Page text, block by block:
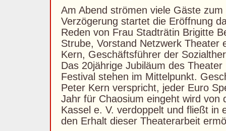
Am Abend strömen viele Gäste
Verzögerung startet die Eröffnung
Reden von Frau Stadträtin Brigitte
Strube, Vorstand Netzwerk Theater
Kern, Geschäftsführer der
Das 20jährige Jubiläum des
Festival stehen im Mittelpunkt.
Peter Kern verspricht, jeder Euro
Jahr für Chaosium eingeht wird von
Kassel e. V. verdoppelt und fließt in
den Erhalt dieser Theaterarbeit